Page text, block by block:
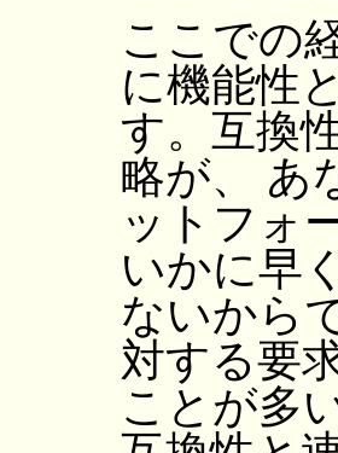
ここでの
に機能性
す。互換
略が、 あ
ットフォ
いかに早
ないから
対する要
ことが多